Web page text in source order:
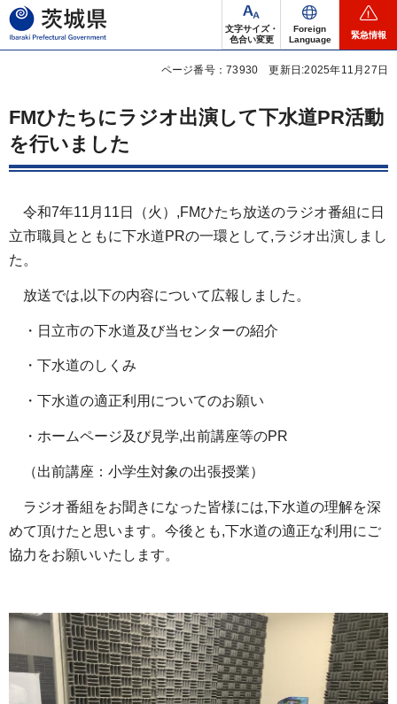
茨城県
文字サイズ・
色合い変更
Foreign
Language
緊急情報
ページ番号：73930 更新日:2025年11月27日
FMひたちにラジオ出演して下水道PR活動
を行いました
令和7年11月11日（火）,FMひたち放送のラジオ番組に日
立市職員とともに下水道PRの一環として,ラジオ出演しまし
た。
放送では,以下の内容について広報しました。
・日立市の下水道及び当センターの紹介
・下水道のしくみ
・下水道の適正利用についてのお願い
・ホームページ及び見学,出前講座等のPR
（出前講座：小学生対象の出張授業）
ラジオ番組をお聞きになった皆様には,下水道の理解を深
めて頂けたと思います。今後とも,下水道の適正な利用にご
協力をお願いいたします。